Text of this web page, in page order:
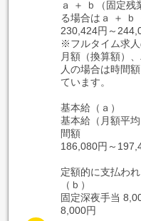
ａ ＋ ｂ（固定残
る場合はａ ＋ ｂ
230,424円～
※フルタイム求
月額（換算額）
人の場合は時間
ています。
基本給（ａ）
基本給（月額平
間額
186,080円～
定額的に支払わ
（ｂ）
固定深夜手当
8,000円